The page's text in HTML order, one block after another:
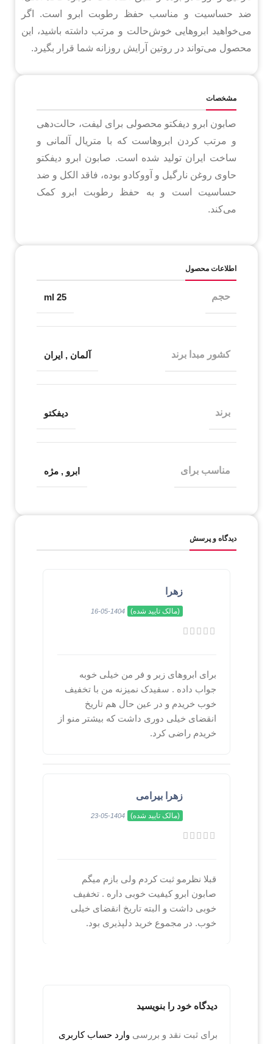
ضد حساسیت و مناسب حفظ رطوبت ابرو است. اگر
می‌خواهید ابروهایی خوش‌حالت و مرتب داشته باشید، این
محصول می‌تواند در روتین آرایش روزانه شما قرار بگیرد.
مشخصات
صابون ابرو دیفکتو محصولی برای لیفت، حالت‌دهی
و مرتب کردن ابروهاست که با متریال آلمانی و
ساخت ایران تولید شده است. صابون ابرو دیفکتو
حاوی روغن نارگیل و آووکادو بوده، فاقد الکل و ضد
حساسیت است و به حفظ رطوبت ابرو کمک
می‌کند.
اطلاعات محصول
حجم 25 ml
کشور مبدا برند آلمان , ایران
برند دیفکتو
مناسب برای ابرو , مژه
دیدگاه و پرسش
زهرا
(مالک تایید شده) 1404-05-16
برای ابروهای زبر و فر من خیلی خوبه
جواب داده . سفیدک نمیزنه من با تخفیف
خوب خریدم و در عین حال هم تاریخ
انقضای خیلی دوری داشت که بیشتر منو از
خریدم راضی کرد.
زهرا بیرامی
(مالک تایید شده) 1404-05-23
قبلا نظرمو ثبت کردم ولی بازم میگم
صابون ابرو کیفیت خوبی داره . تخفیف
خوبی داشت و البته تاریخ انقضای خیلی
خوب. در مجموع خرید دلپذیری بود.
دیدگاه خود را بنویسید
برای ثبت نقد و بررسی وارد حساب کاربری